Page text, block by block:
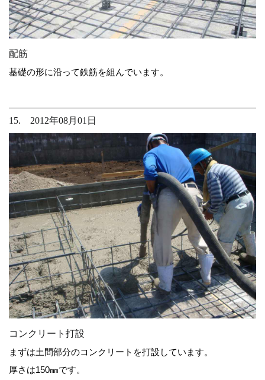
配筋
基礎の形に沿って鉄筋を組んでいます。
15. 2012年08月01日
コンクリート打設
まずは土間部分のコンクリートを打設しています。
厚さは150㎜です。